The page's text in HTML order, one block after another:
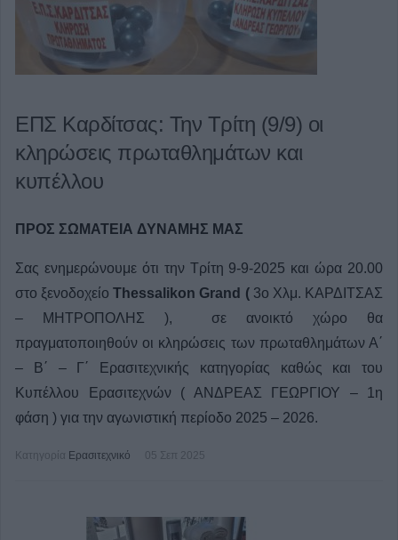
ΕΠΣ Καρδίτσας: Την Τρίτη (9/9) οι
κληρώσεις πρωταθλημάτων και
κυπέλλου
ΠΡΟΣ ΣΩΜΑΤΕΙΑ ΔΥΝΑΜΗΣ ΜΑΣ
Σας ενημερώνουμε ότι την Τρίτη 9-9-2025 και ώρα 20.00
στο ξενοδοχείοThessalikon Grand ( 3ο Χλμ. ΚΑΡΔΙΤΣΑΣ
– ΜΗΤΡΟΠΟΛΗΣ ), σε ανοικτό χώρο θα
πραγματοποιηθούν οι κληρώσεις των πρωταθλημάτων Α΄
– Β΄ – Γ΄ Ερασιτεχνικής κατηγορίας καθώς και του
Κυπέλλου Ερασιτεχνών ( ΑΝΔΡΕΑΣ ΓΕΩΡΓΙΟΥ – 1η
φάση ) για την αγωνιστική περίοδο 2025 – 2026.
Κατηγορία Ερασιτεχνικό 05 Σεπ 2025